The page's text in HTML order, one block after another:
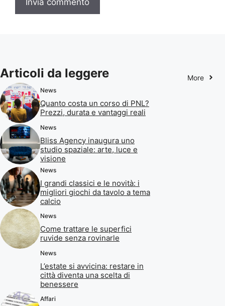
Articoli da leggere More
News
Quanto costa un corso di PNL?
Prezzi, durata e vantaggi reali
News
Bliss Agency inaugura uno
studio spaziale: arte, luce e
visione
News
I grandi classici e le novità: i
migliori giochi da tavolo a tema
calcio
News
Come trattare le superfici
ruvide senza rovinarle
News
L’estate si avvicina: restare in
città diventa una scelta di
benessere
Affari